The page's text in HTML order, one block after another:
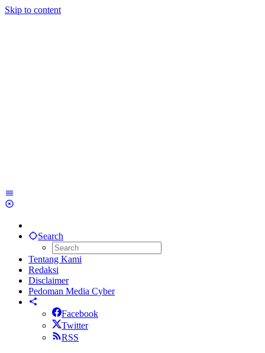
Skip to content
Search
Tentang Kami
Redaksi
Disclaimer
Pedoman Media Cyber
Facebook
Twitter
RSS